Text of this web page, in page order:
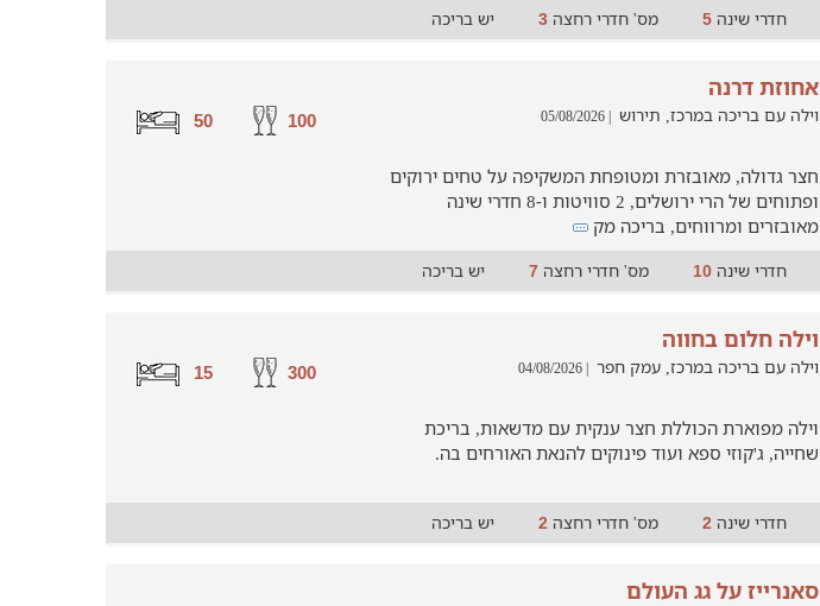
חדרי שינה5 מס' חדרי רחצה3 יש בריכה
100
50
אחוזת דרנה
וילה עם בריכה במרכז, תירוש | 05/08/2026
חצר גדולה, מאובזרת ומטופחת המשקיפה על טחים ירוקים
ופתוחים של הרי ירושלים, 2 סוויטות ו-8 חדרי שינה
מאובזרים ומרווחים, בריכה מק
חדרי שינה10 מס' חדרי רחצה7 יש בריכה
300
15
וילה חלום בחווה
וילה עם בריכה במרכז, עמק חפר | 04/08/2026
וילה מפוארת הכוללת חצר ענקית עם מדשאות, בריכת
שחייה, ג'קוזי ספא ועוד פינוקים להנאת האורחים בה.
חדרי שינה2 מס' חדרי רחצה2 יש בריכה
סאנרייז על גג העולם